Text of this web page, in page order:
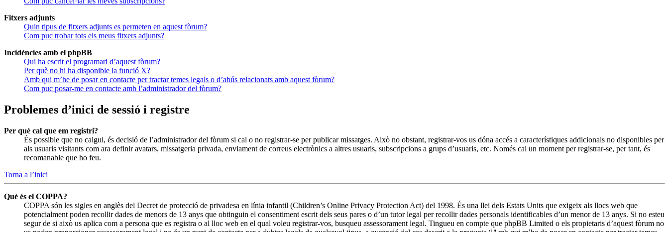
Fitxers adjunts
Quin tipus de fitxers adjunts es permeten en aquest fòrum?
Com puc trobar tots els meus fitxers adjunts?
Incidències amb el phpBB
Qui ha escrit el programari d’aquest fòrum?
Per què no hi ha disponible la funció X?
Amb qui m’he de posar en contacte per tractar temes legals o d’abús relacionats amb aquest fòrum?
Com puc posar-me en contacte amb l’administrador del fòrum?
Problemes d’inici de sessió i registre
Per què cal que em registri?
És possible que no calgui, és decisió de l’administrador del fòrum si cal o no registrar-se per publicar missatges. Això no obstant, registrar-vos us dóna accés a característiques addicionals no disponibles per
als usuaris visitants com ara definir avatars, missatgeria privada, enviament de correus electrònics a altres usuaris, subscripcions a grups d’usuaris, etc. Només cal un moment per registrar-se, per tant, és
recomanable que ho feu.
Torna a l’inici
Què és el COPPA?
COPPA són les sigles en anglès del Decret de protecció de privadesa en línia infantil (Children’s Online Privacy Protection Act) del 1998. És una llei dels Estats Units que exigeix als llocs web que
potencialment poden recollir dades de menors de 13 anys que obtinguin el consentiment escrit dels seus pares o d’un tutor legal per recollir dades personals identificables d’un menor de 13 anys. Si no esteu
segur de si això us aplica com a persona que es registra o al lloc web en el qual voleu registrar-vos, busqueu assessorament legal. Tingueu en compte que phpBB Limited o els propietaris d’aquest fòrum no